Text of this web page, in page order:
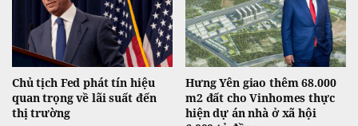
Chủ tịch Fed phát tín hiệu
quan trọng về lãi suất đến
thị trường
Hưng Yên giao thêm 68.000
m2 đất cho Vinhomes thực
hiện dự án nhà ở xã hội